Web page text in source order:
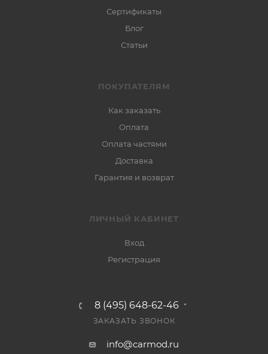
Сертификаты
Блог
Статьи
ПОКУПАТЕЛЯМ
Как заказать
Оплата
Оплата частями
Доставка
Гарантия и возврат
ЛИЧНЫЙ КАБИНЕТ
Вход
Регистрация
8 (495) 648-62-46
ЗАКАЗАТЬ ЗВОНОК
info@carmod.ru